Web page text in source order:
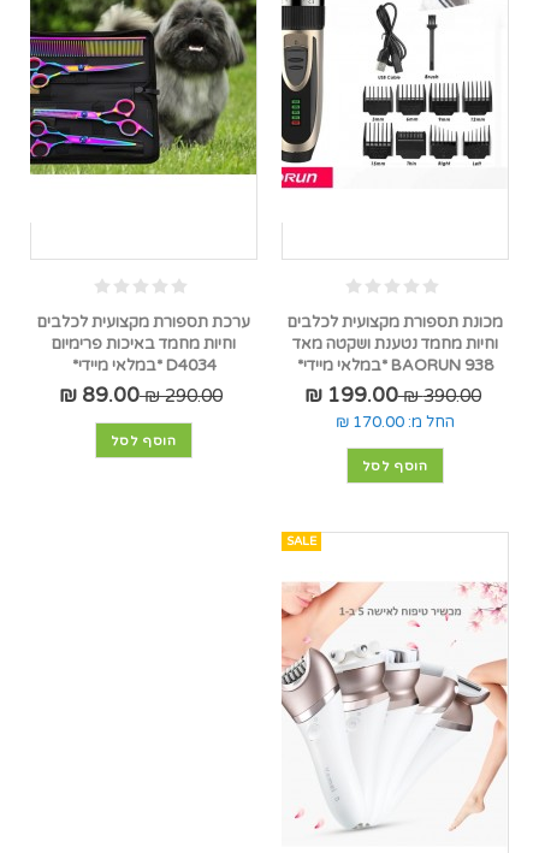
מכונת תספורת מקצועית לכלבים
וחיות מחמד נטענת ושקטה מאד
BAORUN 938 *במלאי מיידי*
390.00 ₪
199.00 ₪
החל מ: 170.00 ₪
הוסף לסל
ערכת תספורת מקצועית לכלבים
וחיות מחמד באיכות פרימיום
D4034 *במלאי מיידי*
290.00 ₪
89.00 ₪
הוסף לסל
SALE